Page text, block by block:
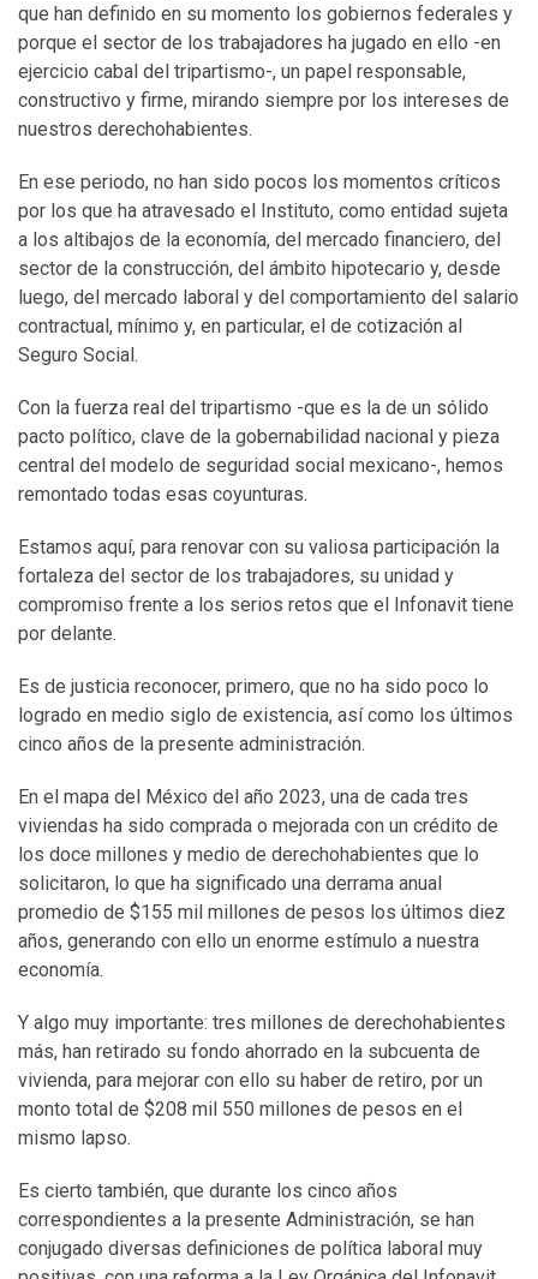
que han definido en su momento los gobiernos federales y
porque el sector de los trabajadores ha jugado en ello -en
ejercicio cabal del tripartismo-, un papel responsable,
constructivo y firme, mirando siempre por los intereses de
nuestros derechohabientes.
En ese periodo, no han sido pocos los momentos críticos
por los que ha atravesado el Instituto, como entidad sujeta
a los altibajos de la economía, del mercado financiero, del
sector de la construcción, del ámbito hipotecario y, desde
luego, del mercado laboral y del comportamiento del salario
contractual, mínimo y, en particular, el de cotización al
Seguro Social.
Con la fuerza real del tripartismo -que es la de un sólido
pacto político, clave de la gobernabilidad nacional y pieza
central del modelo de seguridad social mexicano-, hemos
remontado todas esas coyunturas.
Estamos aquí, para renovar con su valiosa participación la
fortaleza del sector de los trabajadores, su unidad y
compromiso frente a los serios retos que el Infonavit tiene
por delante.
Es de justicia reconocer, primero, que no ha sido poco lo
logrado en medio siglo de existencia, así como los últimos
cinco años de la presente administración.
En el mapa del México del año 2023, una de cada tres
viviendas ha sido comprada o mejorada con un crédito de
los doce millones y medio de derechohabientes que lo
solicitaron, lo que ha significado una derrama anual
promedio de $155 mil millones de pesos los últimos diez
años, generando con ello un enorme estímulo a nuestra
economía.
Y algo muy importante: tres millones de derechohabientes
más, han retirado su fondo ahorrado en la subcuenta de
vivienda, para mejorar con ello su haber de retiro, por un
monto total de $208 mil 550 millones de pesos en el
mismo lapso.
Es cierto también, que durante los cinco años
correspondientes a la presente Administración, se han
conjugado diversas definiciones de política laboral muy